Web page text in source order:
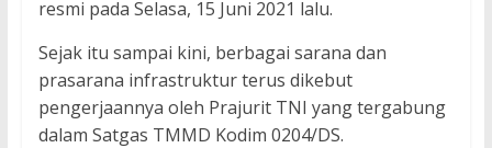
resmi pada Selasa, 15 Juni 2021 lalu.
Sejak itu sampai kini, berbagai sarana dan
prasarana infrastruktur terus dikebut
pengerjaannya oleh Prajurit TNI yang tergabung
dalam Satgas TMMD Kodim 0204/DS.